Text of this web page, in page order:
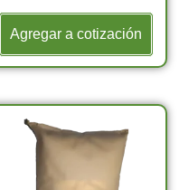
Agregar a cotización